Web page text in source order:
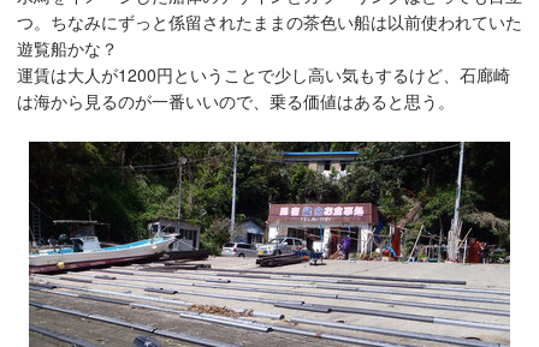
つ。ちなみにずっと係留されたままの茶色い船は以前使われていた
遊覧船かな？
運賃は大人が1200円ということで少し高い気もするけど、石廊崎
は海から見るのが一番いいので、乗る価値はあると思う。